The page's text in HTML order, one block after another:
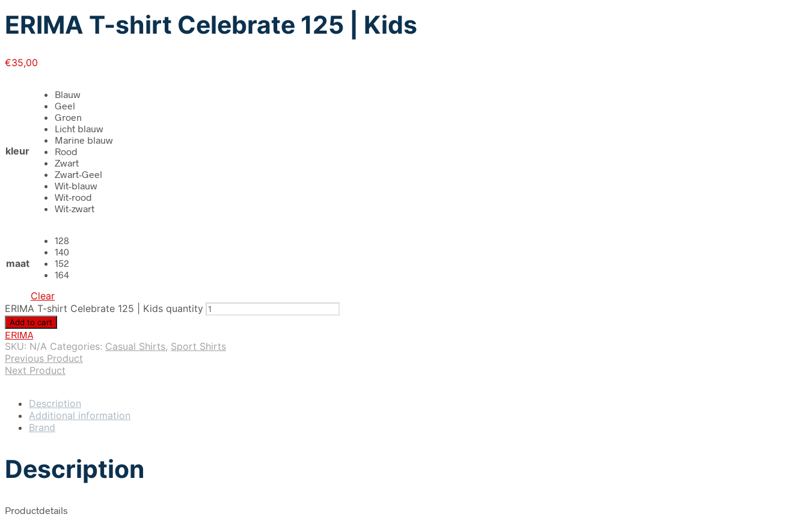
ERIMA T-shirt Celebrate 125 | Kids
€35,00
kleur
Blauw
Geel
Groen
Licht blauw
Marine blauw
Rood
Zwart
Zwart-Geel
Wit-blauw
Wit-rood
Wit-zwart
maat
128
140
152
164
Clear
ERIMA T-shirt Celebrate 125 | Kids quantity
Add to cart
ERIMA
SKU: N/A Categories: Casual Shirts, Sport Shirts
Previous Product
Next Product
Description
Additional information
Brand
Description
Productdetails